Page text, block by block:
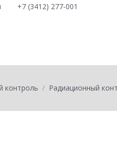
+7 (3412) 277-001
контроль Радиационный